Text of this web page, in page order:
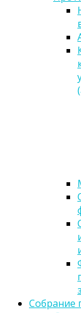
Собрание